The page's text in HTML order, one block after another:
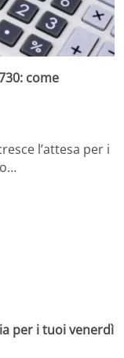
come
l’attesa per i
per i tuoi venerdì